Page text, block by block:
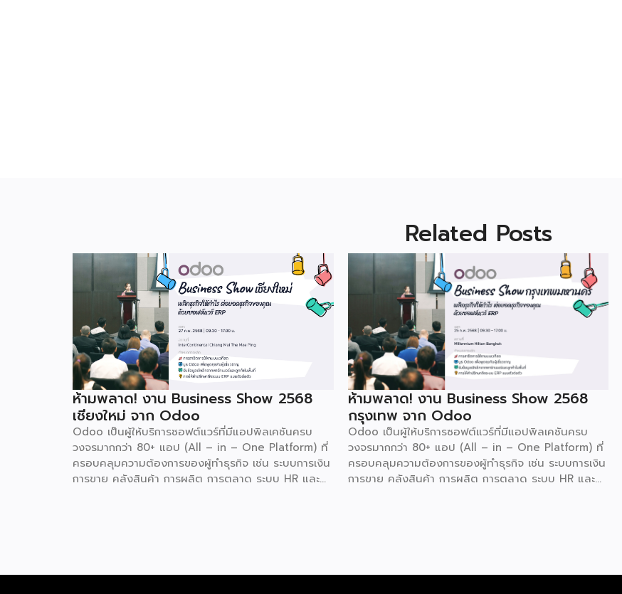
Related Posts
ห้ามพลาด! งาน Business Show 2568
เชียงใหม่ จาก Odoo
Odoo เป็นผู้ให้บริการซอฟต์แวร์ที่มีแอปพิลเคชันครบ
วงจรมากกว่า 80+ แอป (All – in – One Platform) ที่
ครอบคลุมความต้องการของผู้ทำธุรกิจ เช่น ระบบการเงิน
การขาย คลังสินค้า การผลิต การตลาด ระบบ HR และ
Odoo กลับมาจัดงาน Business Roadshow 2568
ห้ามพลาด! งาน Business Show 2568
กรุงเทพ จาก Odoo
Odoo เป็นผู้ให้บริการซอฟต์แวร์ที่มีแอปพิลเคชันครบ
วงจรมากกว่า 80+ แอป (All – in – One Platform) ที่
ครอบคลุมความต้องการของผู้ทำธุรกิจ เช่น ระบบการเงิน
การขาย คลังสินค้า การผลิต การตลาด ระบบ HR และ
Odoo กลับมาจัดงาน Business Roadshow 2568